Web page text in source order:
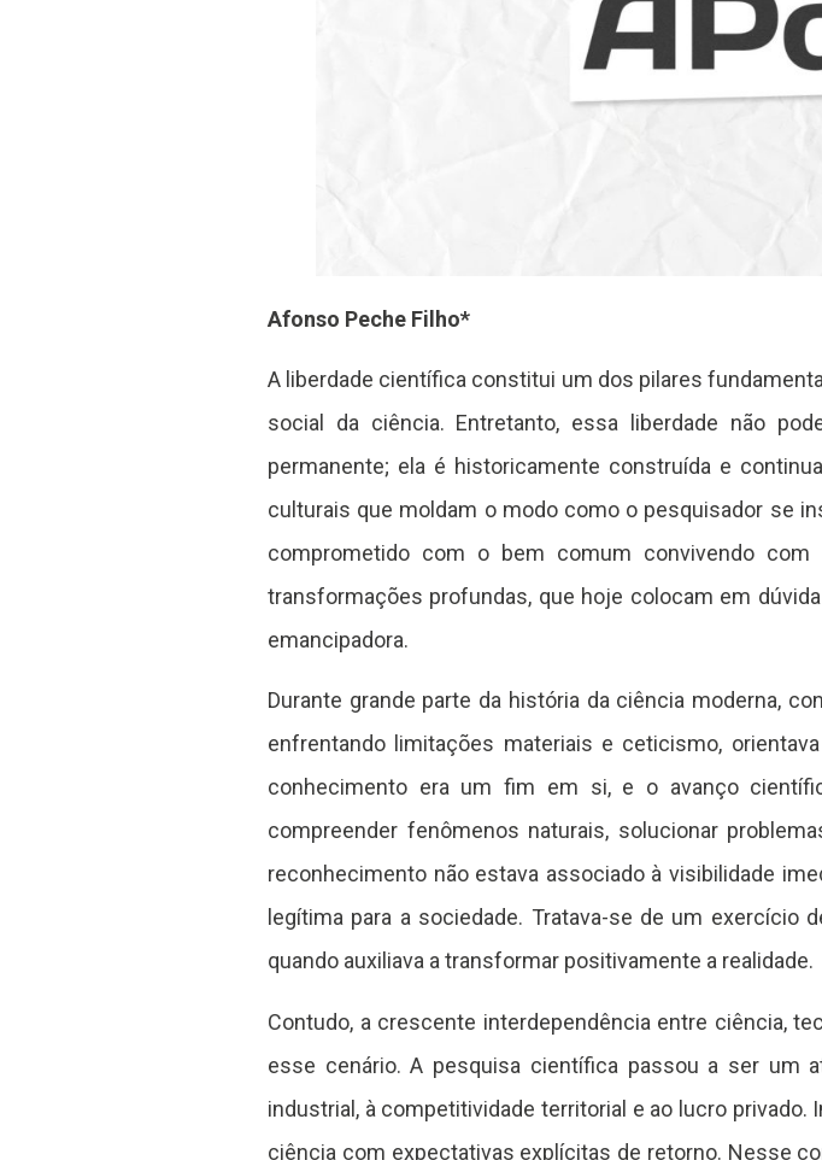
Afonso Peche Filho*
A liberdade científica constitui um dos pilares
social da ciência. Entretanto, essa liberdade não
permanente; ela é historicamente construída e
culturais que moldam o modo como o pesquisador se
comprometido com o bem comum convivendo
transformações profundas, que hoje colocam em
emancipadora.
Durante grande parte da história da ciência moderna,
enfrentando limitações materiais e ceticismo,
conhecimento era um fim em si, e o avanço
compreender fenômenos naturais, solucionar
reconhecimento não estava associado à visibilidade
legítima para a sociedade. Tratava-se de um
quando auxiliava a transformar positivamente a realidade.
Contudo, a crescente interdependência entre ciência,
esse cenário. A pesquisa científica passou a ser um
industrial, à competitividade territorial e ao lucro
ciência com expectativas explícitas de retorno. Nesse